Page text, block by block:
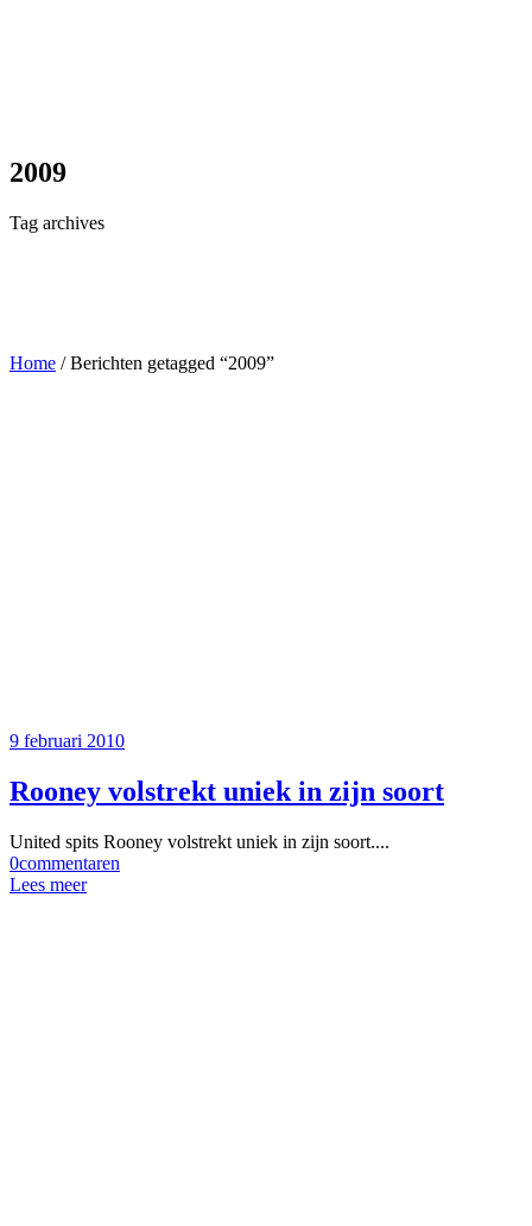
2009
Tag archives
Home /Berichten getagged “2009”
9 februari 2010
Rooney volstrekt uniek in zijn soort
United spits Rooney volstrekt uniek in zijn soort....
0commentaren
Lees meer